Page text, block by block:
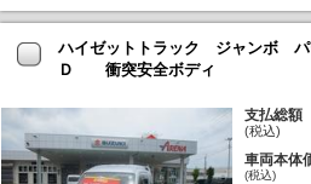
ハイゼットトラック ジャンボ
Ｄ 衝突安全ボディ
支払総額
(税込)
車両本体
(税込)